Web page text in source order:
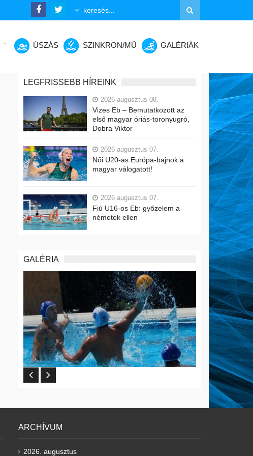
ÚSZÁS SZINKRON/MŰ GALÉRIÁK
LEGFRISSEBB HÍREINK
2026 augusztus 08.
Vizes Eb – Bemutatkozott az
első magyar óriás-toronyugró,
Dobra Viktor
2026 augusztus 07.
Női U20-as Európa-bajnok a
magyar válogatott!
2026 augusztus 07.
Fiú U16-os Eb: győzelem a
németek ellen
GALÉRIA
ARCHÍVUM
2026. augusztus